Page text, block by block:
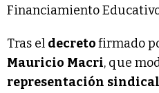
Financiamiento
Tras el decretofirmado
Mauricio Macri, que
representación sindical